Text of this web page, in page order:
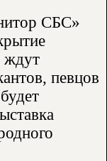
СБС»
ждут
певцов